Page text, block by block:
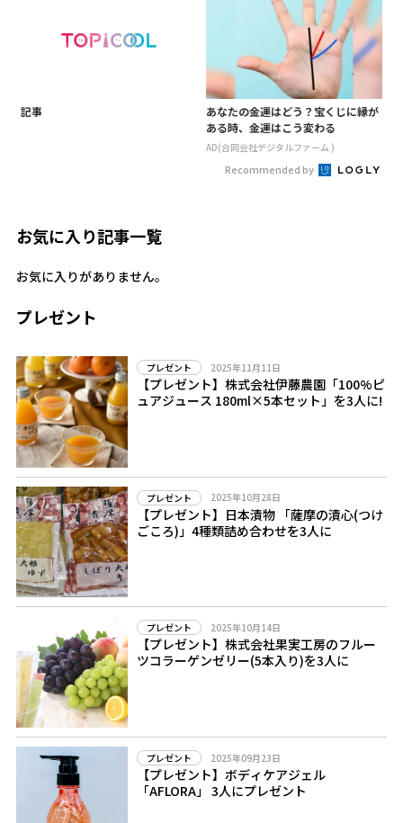
記事
あなたの金運はどう？宝くじに縁が
ある時、金運はこう変わる
AD(合同会社デジタルファーム )
Recommended by
お気に入り記事一覧
お気に入りがありません。
プレゼント
プレゼント 2025年11月11日
【プレゼント】株式会社伊藤農園「100%ピ
ュアジュース 180ml×5本セット」を3人に!
プレゼント 2025年10月28日
【プレゼント】日本漬物 「薩摩の漬心(つけ
ごころ)」4種類詰め合わせを3人に
プレゼント 2025年10月14日
【プレゼント】株式会社果実工房のフルー
ツコラーゲンゼリー(5本入り)を3人に
プレゼント 2025年09月23日
【プレゼント】ボディケアジェル
「AFLORA」 3人にプレゼント